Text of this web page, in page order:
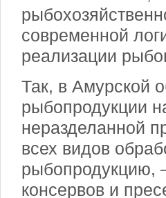
современной
реализации
Так, в Амурской
рыбопродукции
неразделанной
всех видов
рыбопродукцию,
консервов и